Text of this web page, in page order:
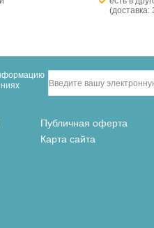
(доставка:
Публичная оферта
Карта сайта